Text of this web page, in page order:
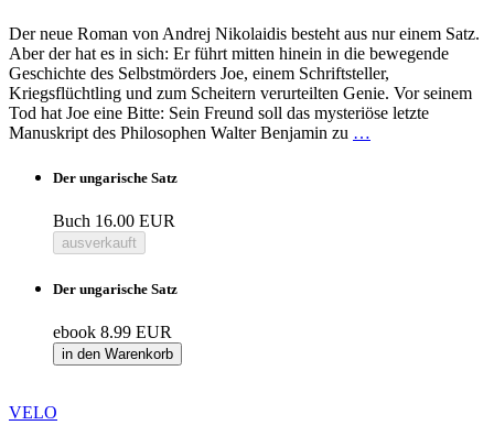
Der neue Roman von Andrej Nikolaidis besteht aus nur einem Satz.
Aber der hat es in sich: Er führt mitten hinein in die bewegende
Geschichte des Selbstmörders Joe, einem Schriftsteller,
Kriegsflüchtling und zum Scheitern verurteilten Genie. Vor seinem
Tod hat Joe eine Bitte: Sein Freund soll das mysteriöse letzte
Manuskript des Philosophen Walter Benjamin zu …
Der ungarische Satz
Buch 16.00 EUR
ausverkauft
Der ungarische Satz
ebook 8.99 EUR
in den Warenkorb
VELO